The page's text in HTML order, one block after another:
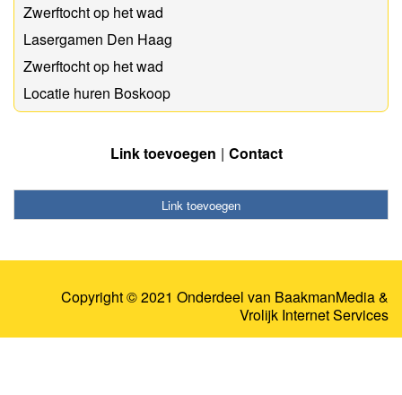
Zwerftocht op het wad
Lasergamen Den Haag
Zwerftocht op het wad
Locatie huren Boskoop
Link toevoegen Contact
Link toevoegen
Copyright © 2021 Onderdeel van BaakmanMedia&
Vrolijk Internet Services